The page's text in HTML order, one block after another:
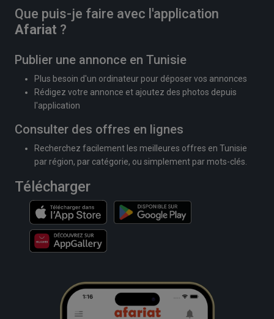
Que puis-je faire avec l'application
Afariat ?
Publier une annonce en Tunisie
Plus besoin d'un ordinateur pour déposer vos annonces
Rédigez votre annonce et ajoutez des photos depuis
l'application
Consulter des offres en lignes
Recherchez facilement les meilleures offres en Tunisie
par région, par catégorie, ou simplement par mots-clés.
Télécharger